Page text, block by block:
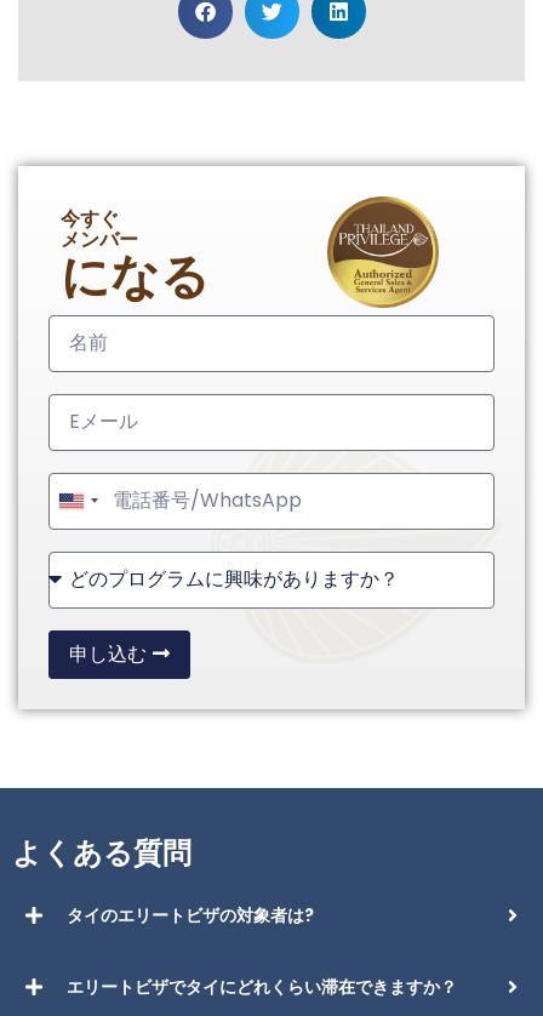
今すぐ
メンバー
になる
United
States
+1
申し込む
よくある質問
タイのエリートビザの対象者は?
エリートビザでタイにどれくらい滞在できますか？